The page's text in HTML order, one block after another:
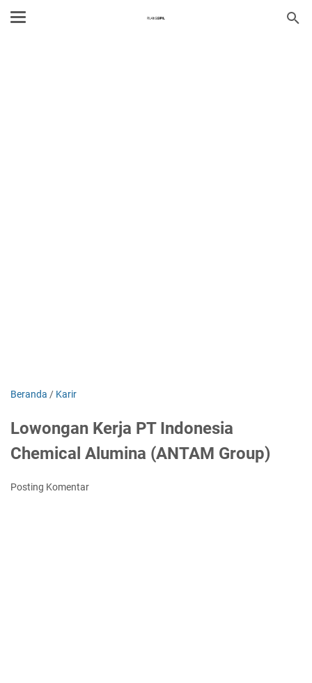
Beranda / Karir
Lowongan Kerja PT Indonesia
Chemical Alumina (ANTAM Group)
Posting Komentar